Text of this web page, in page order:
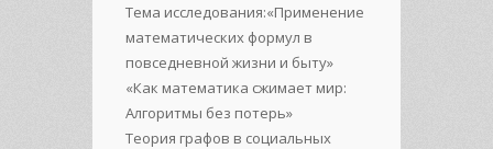
Тема исследования:«Применение
математических формул в
повседневной жизни и быту»
«Как математика сжимает мир:
Алгоритмы без потерь»
Теория графов в социальных